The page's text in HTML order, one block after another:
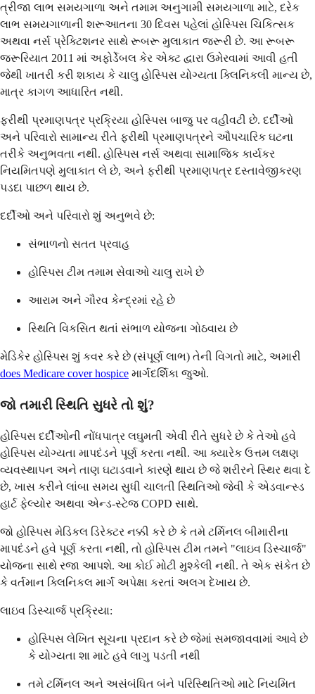
ત્રીજા લાભ સમયગાળા અને તમામ અનુગામી સમયગાળા માટે, દરેક
લાભ સમયગાળાની શરૂઆતના 30 દિવસ પહેલાં હોસ્પિસ ચિકિત્સક
અથવા નર્સ પ્રેક્ટિશનર સાથે રૂબરૂ મુલાકાત જરૂરી છે. આ રૂબરૂ
જરૂરિયાત 2011 માં અફોર્ડેબલ કેર એક્ટ દ્વારા ઉમેરવામાં આવી હતી
જેથી ખાતરી કરી શકાય કે ચાલુ હોસ્પિસ યોગ્યતા ક્લિનિકલી માન્ય છે,
માત્ર કાગળ આધારિત નથી.
ફરીથી પ્રમાણપત્ર પ્રક્રિયા હોસ્પિસ બાજુ પર વહીવટી છે. દર્દીઓ
અને પરિવારો સામાન્ય રીતે ફરીથી પ્રમાણપત્રને ઔપચારિક ઘટના
તરીકે અનુભવતા નથી. હોસ્પિસ નર્સ અથવા સામાજિક કાર્યકર
નિયમિતપણે મુલાકાત લે છે, અને ફરીથી પ્રમાણપત્ર દસ્તાવેજીકરણ
પડદા પાછળ થાય છે.
દર્દીઓ અને પરિવારો શું અનુભવે છે:
સંભાળનો સતત પ્રવાહ
હોસ્પિસ ટીમ તમામ સેવાઓ ચાલુ રાખે છે
આરામ અને ગૌરવ કેન્દ્રમાં રહે છે
સ્થિતિ વિકસિત થતાં સંભાળ યોજના ગોઠવાય છે
મેડિકેર હોસ્પિસ શું કવર કરે છે (સંપૂર્ણ લાભ) તેની વિગતો માટે, અમારી
does Medicare cover hospice માર્ગદર્શિકા જુઓ.
જો તમારી સ્થિતિ સુધરે તો શું?
હોસ્પિસ દર્દીઓની નોંધપાત્ર લઘુમતી એવી રીતે સુધરે છે કે તેઓ હવે
હોસ્પિસ યોગ્યતા માપદંડને પૂર્ણ કરતા નથી. આ ક્યારેક ઉત્તમ લક્ષણ
વ્યવસ્થાપન અને તાણ ઘટાડવાને કારણે થાય છે જે શરીરને સ્થિર થવા દે
છે, ખાસ કરીને લાંબા સમય સુધી ચાલતી સ્થિતિઓ જેવી કે એડવાન્સ્ડ
હાર્ટ ફેલ્યોર અથવા એન્ડ-સ્ટેજ COPD સાથે.
જો હોસ્પિસ મેડિકલ ડિરેક્ટર નક્કી કરે છે કે તમે ટર્મિનલ બીમારીના
માપદંડને હવે પૂર્ણ કરતા નથી, તો હોસ્પિસ ટીમ તમને "લાઇવ ડિસ્ચાર્જ"
યોજના સાથે રજા આપશે. આ કોઈ મોટી મુશ્કેલી નથી. તે એક સંકેત છે
કે વર્તમાન ક્લિનિકલ માર્ગ અપેક્ષા કરતાં અલગ દેખાય છે.
લાઇવ ડિસ્ચાર્જ પ્રક્રિયા:
હોસ્પિસ લેખિત સૂચના પ્રદાન કરે છે જેમાં સમજાવવામાં આવે છે
કે યોગ્યતા શા માટે હવે લાગુ પડતી નથી
તમે ટર્મિનલ અને અસંબંધિત બંને પરિસ્થિતિઓ માટે નિયમિત